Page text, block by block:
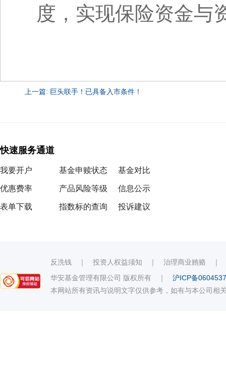
度，实现保险资金与
上一篇: 巨头联手！已具备入市条件！
快速服务通道
我要开户
优惠费率
表单下载
基金申赎状态
产品风险等级
指数标的查询
基金对比
信息公示
投诉建议
反洗钱 ｜ 投资人权益须知 ｜ 治理商业贿赂
华安基金管理有限公司 版权所有 ｜ 沪ICP备
本网站所有资讯与说明文字仅供参考，如有与本公司相